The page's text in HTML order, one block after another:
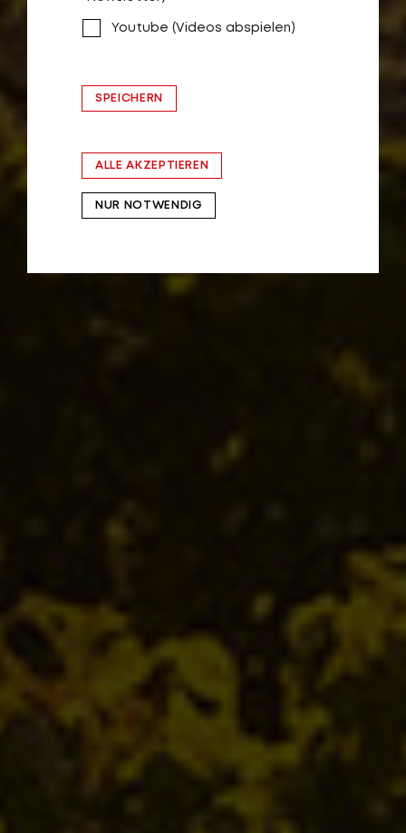
Youtube (Videos abspielen)
SPEICHERN
ALLE AKZEPTIEREN
NUR NOTWENDIG